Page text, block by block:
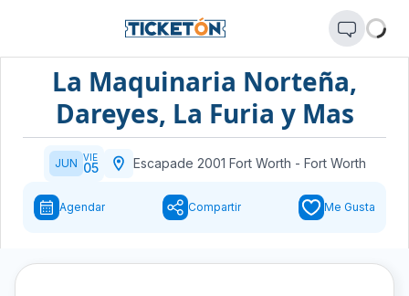
La Maquinaria Norteña,
Dareyes, La Furia y Mas
JUN VIE
05 Escapade 2001 Fort Worth - Fort Worth
Agendar Compartir Me Gusta